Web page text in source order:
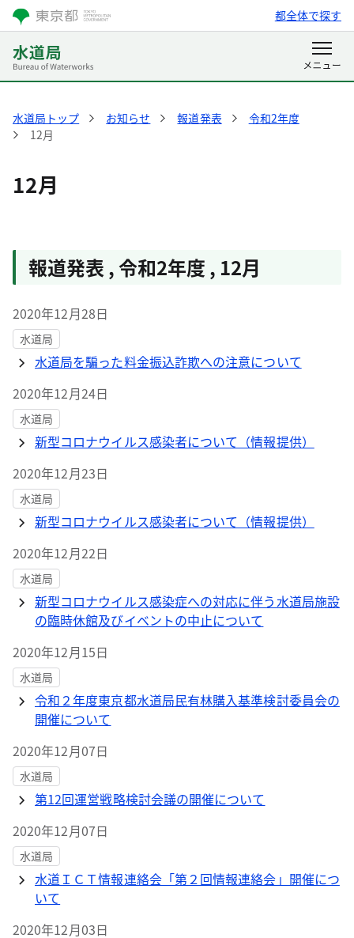
都全体で探す
水道局トップ お知らせ 報道発表
令和2年度
12月
12月
報道発表 ,令和2年度 , 12月
2020年12月28日
水道局
水道局を騙った料金振込詐欺への注意について
2020年12月24日
水道局
新型コロナウイルス感染者について（情報提供）
2020年12月23日
水道局
新型コロナウイルス感染者について（情報提供）
2020年12月22日
水道局
新型コロナウイルス感染症への対応に伴う水道局施設
の臨時休館及びイベントの中止について
2020年12月15日
水道局
令和２年度東京都水道局民有林購入基準検討委員会の
開催について
2020年12月07日
水道局
第12回運営戦略検討会議の開催について
2020年12月07日
水道局
水道ＩＣＴ情報連絡会「第２回情報連絡会」開催につ
いて
2020年12月03日